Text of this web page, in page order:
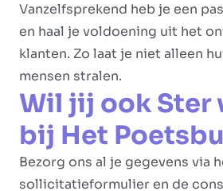
Vanzelfsprekend heb je een
en haal je voldoening uit het
klanten. Zo laat je niet alleen
mensen stralen.
Wil jij ook Ster
bij Het
Bezorg ons al je gegevens via
sollicitatieformulier en de